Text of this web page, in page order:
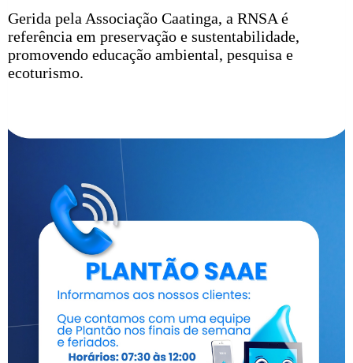
Gerida pela Associação Caatinga, a RNSA é
referência em preservação e sustentabilidade,
promovendo educação ambiental, pesquisa e
ecoturismo.